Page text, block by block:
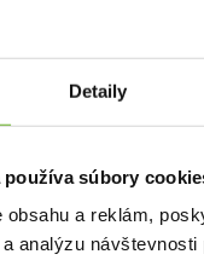
Detaily
súbory
obsahu a reklám,
analýzu návštevnosti